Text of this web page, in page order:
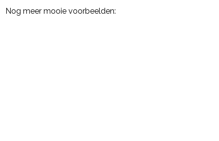
Nog meer mooie voorbeelden: